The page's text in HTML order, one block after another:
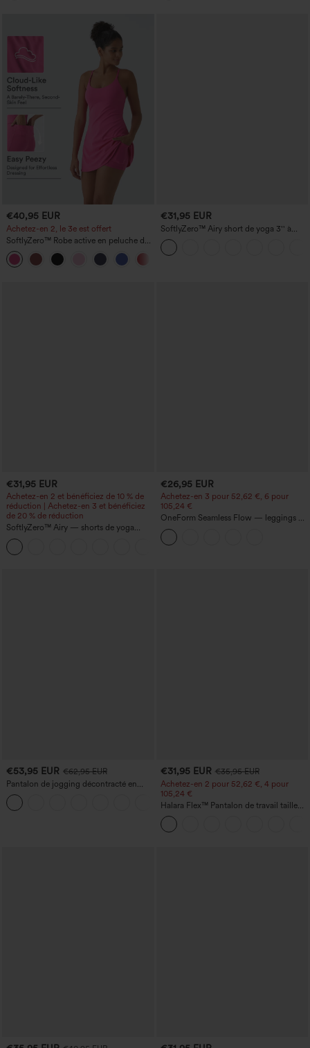
€40,95 EUR
Achetez-en 2, le 3e est offert
SoftlyZero™ Robe active en peluche dos
nu — Édition Hyper Facile
€31,95 EUR
SoftlyZero™ Airy short de yoga 3'' à
taille haute, froncé, InstantCool, avec
poches
€31,95 EUR
Achetez-en 2 et bénéficiez de 10 % de
réduction | Achetez-en 3 et bénéficiez
de 20 % de réduction
SoftlyZero™ Airy — shorts de yoga
super taille haute 2-en-1 InstantCool
avec poches
€26,95 EUR
Achetez-en 3 pour 52,62 €, 6 pour
105,24 €
OneForm Seamless Flow — leggings de
yoga sans coutures, taille mi-haute, effet
gainant pour le ventre et liftant pour les
fesses
€53,95 EUR €62,95 EUR
Pantalon de jogging décontracté en
French terry à imprimé denim, taille mi-
haute, style jean, avec poches
€31,95 EUR €35,95 EUR
Achetez-en 2 pour 52,62 €, 4 pour
105,24 €
Halara Flex™ Pantalon de travail taille
haute sculptant la silhouette, gainant la
taille, avec poches, jambe large en
micro-gaufre